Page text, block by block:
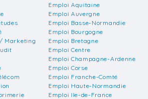
Marketing
Emploi Aquitaine
Emploi Auvergne
Emploi Basse-Normandie
Emploi Bourgogne
Emploi Bretagne
Emploi Centre
Emploi Champagne-Ardenne
Emploi Corse
Emploi Franche-Comté
Emploi Haute-Normandie
Emploi Ile-de-France